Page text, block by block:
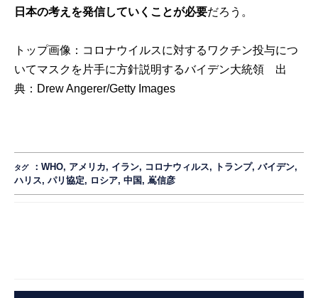
日本の考えを発信していくことが必要だろう。
トップ画像：コロナウイルスに対するワクチン投与につ
いてマスクを片手に方針説明するバイデン大統領 出
典： Drew Angerer/Getty Images
タグ ：WHO, アメリカ, イラン, コロナウィルス, トランプ,バイデン,
ハリス,パリ協定, ロシア,中国,嶌信彦